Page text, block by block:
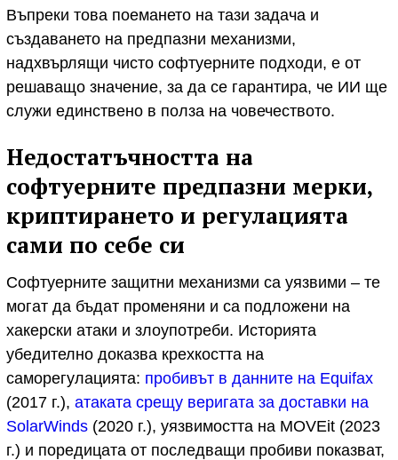
Въпреки това поемането на тази задача и
създаването на предпазни механизми,
надхвърлящи чисто софтуерните подходи, е от
решаващо значение, за да се гарантира, че ИИ ще
служи единствено в полза на човечеството.
Недостатъчността на
софтуерните предпазни мерки,
криптирането и регулацията
сами по себе си
Софтуерните защитни механизми са уязвими – те
могат да бъдат променяни и са подложени на
хакерски атаки и злоупотреби. Историята
убедително доказва крехкостта на
саморегулацията: пробивът в данните на Equifax
(2017 г.), атаката срещу веригата за доставки на
SolarWinds (2020 г.), уязвимостта на MOVEit (2023
г.) и поредицата от последващи пробиви показват,